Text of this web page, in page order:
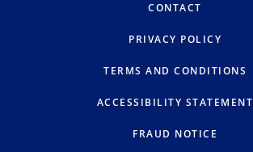
CONTACT
PRIVACY POLICY
TERMS AND CONDITIONS
ACCESSIBILITY STATEMENT
FRAUD NOTICE